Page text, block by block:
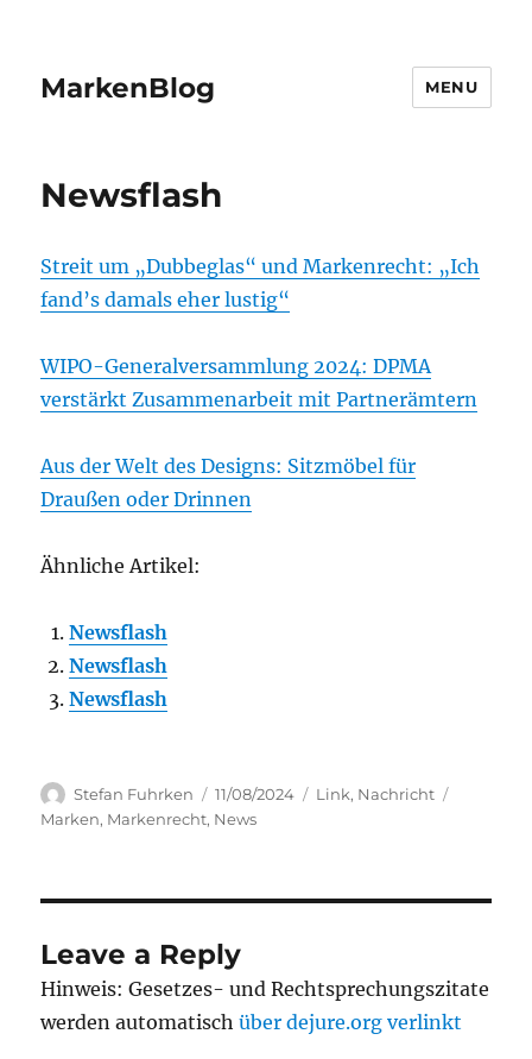
MarkenBlog MENU
Newsflash
Streit um „Dubbeglas“ und Markenrecht: „Ich
fand’s damals eher lustig“
WIPO-Generalversammlung 2024: DPMA
verstärkt Zusammenarbeit mit Partnerämtern
Aus der Welt des Designs: Sitzmöbel für
Draußen oder Drinnen
Ähnliche Artikel:
Newsflash
Newsflash
Newsflash
Author
Stefan Fuhrken
Posted
on
11/08/2024 Categories
Link, Nachricht
Marken, Markenrecht, News
Leave a Reply
Hinweis: Gesetzes- und Rechtsprechungszitate
werden automatischüber dejure.org verlinkt